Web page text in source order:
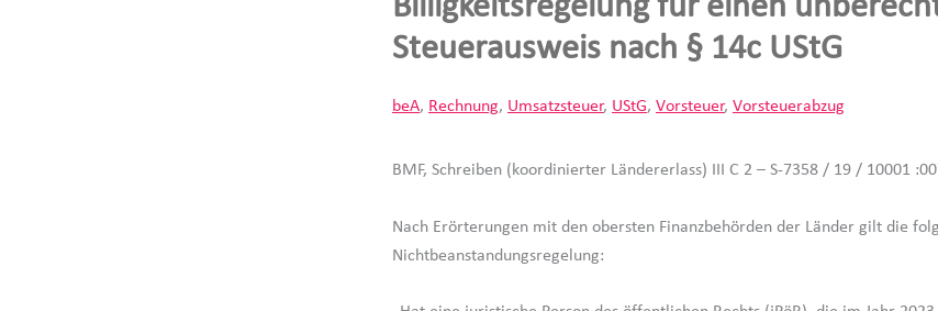
Billigkeitsregelung für einen
Steuerausweis nach § 14c UStG
beA, Rechnung, Umsatzsteuer, UStG, Vorsteuer, Vorsteuerabzug
BMF, Schreiben (koordinierter Ländererlass) III C 2 – S-7358 / 19 / 10001
Nach Erörterungen mit den obersten Finanzbehörden der Länder gilt die
Nichtbeanstandungsregelung: